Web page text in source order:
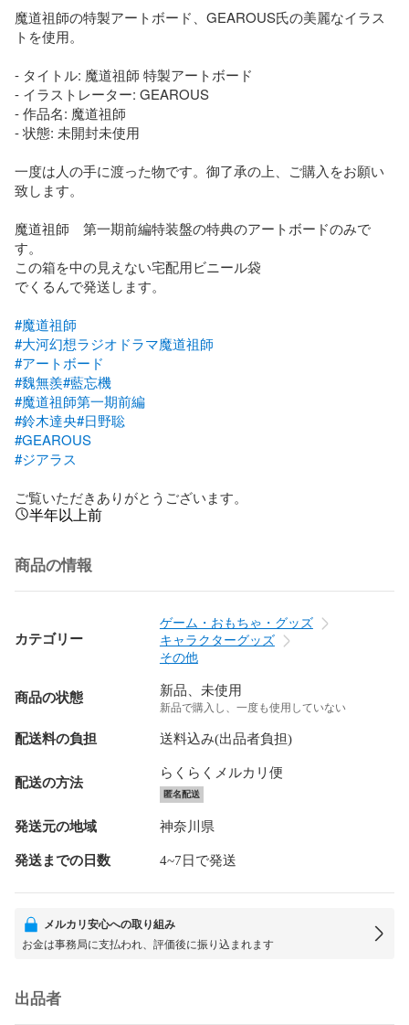
魔道祖師の特製アートボード、GEAROUS氏の美麗なイラス
トを使用。
- タイトル: 魔道祖師 特製アートボード
- イラストレーター: GEAROUS
- 作品名: 魔道祖師
- 状態: 未開封未使用
一度は人の手に渡った物です。御了承の上、ご購入をお願い
致します。
魔道祖師　第一期前編特装盤の特典のアートボードのみで
す。
この箱を中の見えない宅配用ビニール袋
でくるんで発送します。
#魔道祖師
#大河幻想ラジオドラマ魔道祖師
#アートボード
#魏無羨#藍忘機
#魔道祖師第一期前編
#鈴木達央#日野聡
#GEAROUS
#ジアラス
ご覧いただきありがとうございます。
半年以上前
商品の情報
カテゴリー
ゲーム・おもちゃ・グッズ
キャラクターグッズ
その他
商品の状態 新品、未使用
新品で購入し、一度も使用していない
配送料の負担 送料込み(出品者負担)
配送の方法
らくらくメルカリ便
匿名配送
発送元の地域 神奈川県
発送までの日数 4~7日で発送
メルカリ安心への取り組み
お金は事務局に支払われ、評価後に振り込まれます
出品者